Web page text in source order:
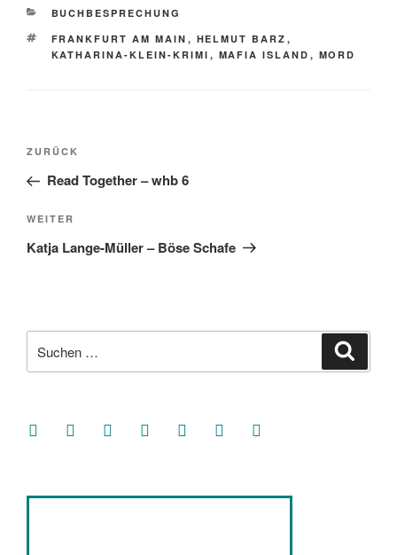
KATEGORIEN
BUCHBESPRECHUNG
SCHLAGWÖRTER
FRANKFURT AM MAIN , HELMUT BARZ ,
KATHARINA-KLEIN-KRIMI , MAFIA ISLAND , MORD
Beitragsnavigation
Vorheriger
Beitrag
ZURÜCK
Read Together – whb 6
Nächster
Beitrag
WEITER
Katja Lange-Müller – Böse Schafe
nach:
facebooksoundcloud
twitter mastodoninstagramthreads goodreads